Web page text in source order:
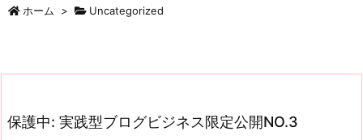
ホーム > Uncategorized
保護中: 実践型ブログビジネス限定公開NO.3